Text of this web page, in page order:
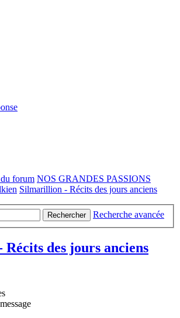
forum NOS GRANDES PASSIONS
Silmarillion - Récits des jours anciens
Rechercher Recherche avancée
des jours anciens